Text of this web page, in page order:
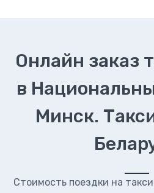
Онлайн заказ
в
Минск.
Стоимость поездки на